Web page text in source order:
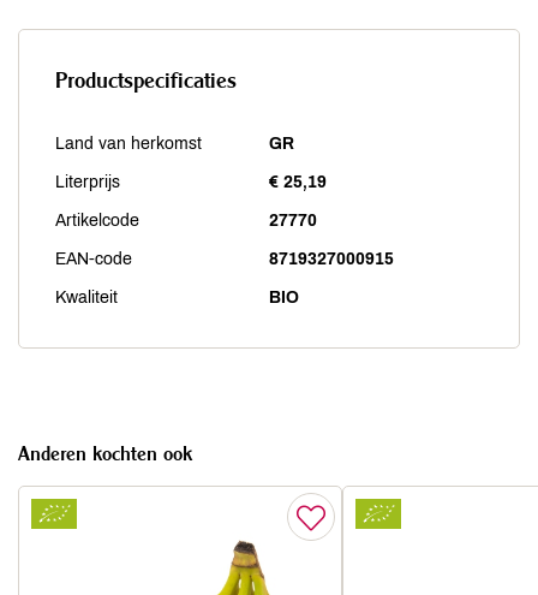
Productspecificaties
Land van herkomst GR
Literprijs € 25,19
Artikelcode 27770
EAN-code 8719327000915
Kwaliteit BIO
Anderen kochten ook